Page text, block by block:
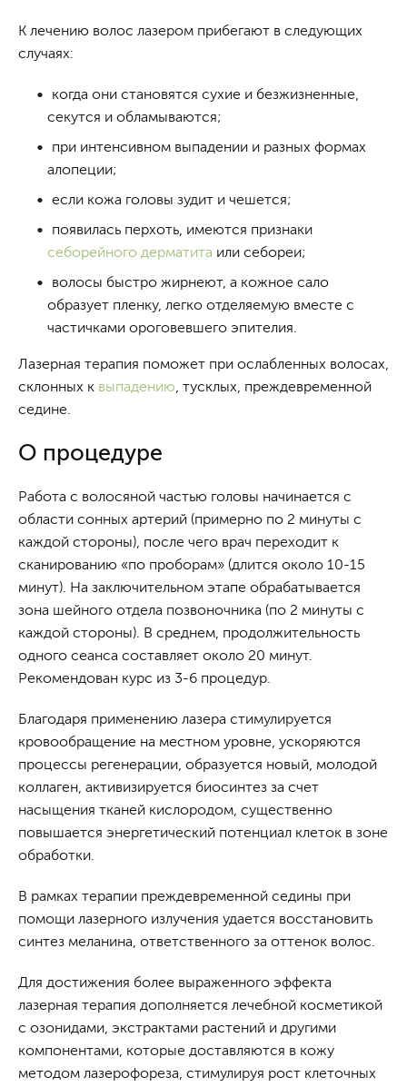
К лечению волос лазером прибегают в следующих
случаях:
когда они становятся сухие и безжизненные,
секутся и обламываются;
при интенсивном выпадении и разных формах
алопеции;
если кожа головы зудит и чешется;
появилась перхоть, имеются признаки
себорейного дерматита или себореи;
волосы быстро жирнеют, а кожное сало
образует пленку, легко отделяемую вместе с
частичками ороговевшего эпителия.
Лазерная терапия поможет при ослабленных волосах,
склонных к выпадению , тусклых, преждевременной
седине.
О процедуре
Работа с волосяной частью головы начинается с
области сонных артерий (примерно по 2 минуты с
каждой стороны), после чего врач переходит к
сканированию «по проборам» (длится около 10-15
минут). На заключительном этапе обрабатывается
зона шейного отдела позвоночника (по 2 минуты с
каждой стороны). В среднем, продолжительность
одного сеанса составляет около 20 минут.
Рекомендован курс из 3-6 процедур.
Благодаря применению лазера стимулируется
кровообращение на местном уровне, ускоряются
процессы регенерации, образуется новый, молодой
коллаген, активизируется биосинтез за счет
насыщения тканей кислородом, существенно
повышается энергетический потенциал клеток в зоне
обработки.
В рамках терапии преждевременной седины при
помощи лазерного излучения удается восстановить
синтез меланина, ответственного за оттенок волос.
Для достижения более выраженного эффекта
лазерная терапия дополняется лечебной косметикой
с озонидами, экстрактами растений и другими
компонентами, которые доставляются в кожу
методом лазерофореза, стимулируя рост клеточных